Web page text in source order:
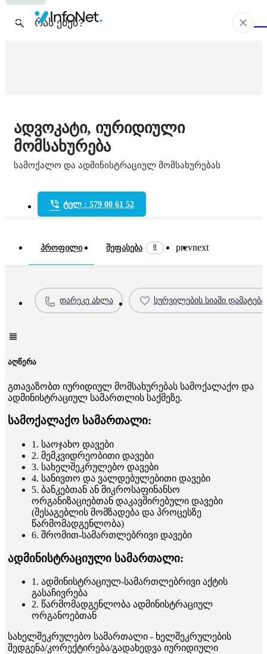
ადვოკატი, იურიდიული
მომსახურება
სამოქალო და ადმინისტრაციულ მომსახურებას
ტელ : 579 00 61 52
პროფილი შეფასება 0 prevnext
დარეკე ახლა სურვილების სიაში დამატება
აღწერა
გთავაზობთ იურიდიულ მომსახურებას სამოქალაქო და
ადმინისტრაციულ სამართლის საქმეზე.
სამოქალაქო სამართალი:
1. საოჯახო დავები
2. მემკვიდრეობითი დავები
3. სახელშეკრულებო დავები
4. სანივთო და ვალდებულებითი დავები
5. ბანკებთან ან მიკროსაფინანსო
ორგანიზაციებთან დაკავშირებული დავები
(შესაგებლის მომზადება და პროცესზე
წარმომადგენლობა)
6. შრომით-სამართლებრივი დავები
ადმინისტრაციული სამართალი:
1. ადმინისტრაციულ-სამართლებრივი აქტის
გასაჩივრება
2. წარმომადგენლობა ადმინისტრაციულ
ორგანოებთან
სახელშეკრულებო სამართალი - ხელშეკრულების
შედგენა/კორექტირება/გადახედვა იურიდიული